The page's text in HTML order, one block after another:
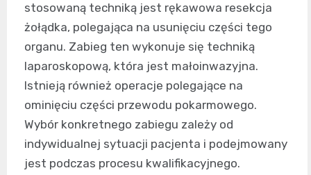
stosowaną techniką jest rękawowa resekcja
żołądka, polegająca na usunięciu części tego
organu. Zabieg ten wykonuje się techniką
laparoskopową, która jest małoinwazyjna.
Istnieją również operacje polegające na
ominięciu części przewodu pokarmowego.
Wybór konkretnego zabiegu zależy od
indywidualnej sytuacji pacjenta i podejmowany
jest podczas procesu kwalifikacyjnego.